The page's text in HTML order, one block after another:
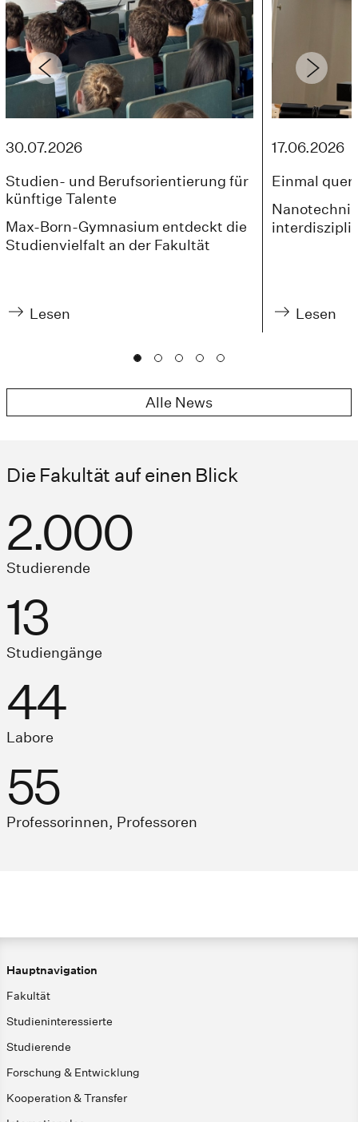
30.07.2026
Studien- und Berufsorientierung für
künftige Talente
Max-Born-Gymnasium entdeckt die
Studienvielfalt an der Fakultät
Lesen
17.06.2026
Einmal quer
Lesen
Alle News
Die Fakultät auf einen Blick
2.000
Studierende
13
Studiengänge
44
Labore
55
Professorinnen, Professoren
Hauptnavigation
Fakultät
Studieninteressierte
Studierende
Forschung & Entwicklung
Kooperation & Transfer